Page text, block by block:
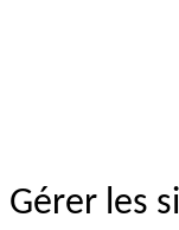
Gérer les